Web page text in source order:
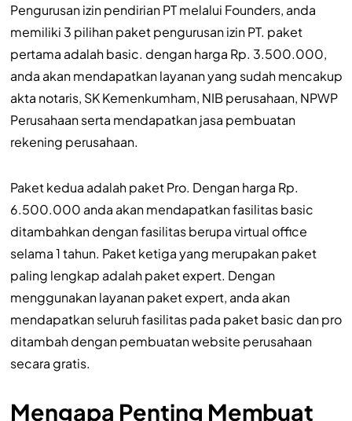
Pengurusan izin pendirian PT melalui Founders, anda
memiliki 3 pilihan paket pengurusan izin PT. paket
pertama adalah basic. dengan harga Rp. 3.500.000,
anda akan mendapatkan layanan yang sudah mencakup
akta notaris, SK Kemenkumham, NIB perusahaan, NPWP
Perusahaan serta mendapatkan jasa pembuatan
rekening perusahaan.
Paket kedua adalah paket Pro. Dengan harga Rp.
6.500.000 anda akan mendapatkan fasilitas basic
ditambahkan dengan fasilitas berupa virtual office
selama 1 tahun. Paket ketiga yang merupakan paket
paling lengkap adalah paket expert. Dengan
menggunakan layanan paket expert, anda akan
mendapatkan seluruh fasilitas pada paket basic dan pro
ditambah dengan pembuatan website perusahaan
secara gratis.
Mengapa Penting Membuat